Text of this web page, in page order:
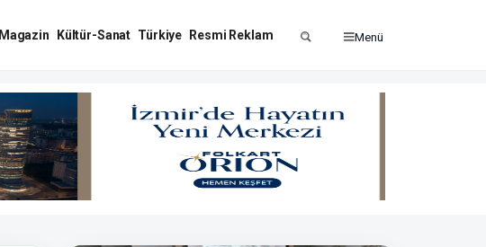
Magazin Kültür-Sanat Türkiye Resmi Reklam Menü